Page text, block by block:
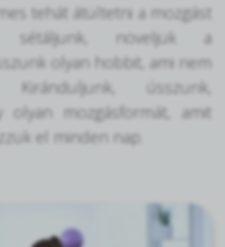
tehát átültetni a mozgást
sétáljunk, növeljük a
olyan hobbit, ami nem
ússzunk,
olyan mozgásformát, amit
el minden nap.